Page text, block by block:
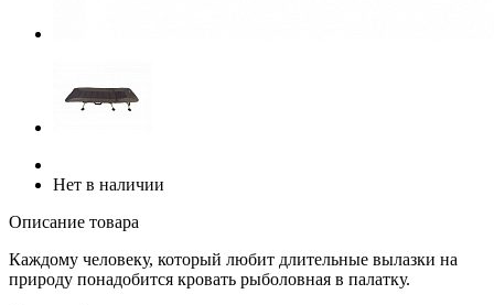
Нет в наличии
Описание товара
Каждому человеку, который любит длительные вылазки на
природу понадобится кровать рыболовная в палатку.